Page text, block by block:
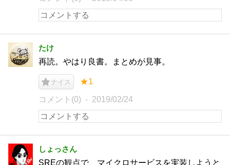
たけ
再読。やはり良書。まとめが見事。
ナイス ★1
コメント(0) 2019/02/24
しょっさん
SREの観点で、マイクロサービスを実装しようと